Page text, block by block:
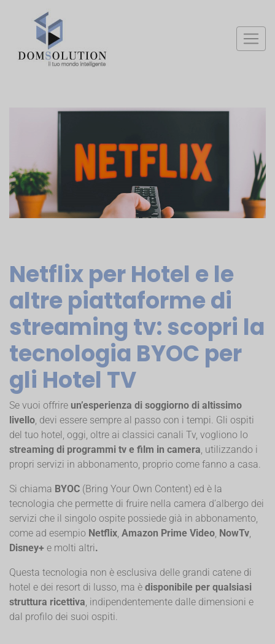
Netflix per Hotel e le
altre piattaforme di
streaming tv: scopri la
tecnologia BYOC per
gli Hotel TV
Se vuoi offrire un’esperienza di soggiorno di altissimo
livello, devi essere sempre al passo con i tempi. Gli ospiti
del tuo hotel, oggi, oltre ai classici canali Tv, vogliono lo
streaming di programmi tv e film in camera, utilizzando i
propri servizi in abbonamento, proprio come fanno a casa.
Si chiama BYOC (Bring Your Own Content) ed è la
tecnologia che permette di fruire nella camera d’albergo dei
servizi che il singolo ospite possiede già in abbonamento,
come ad esempio Netflix, Amazon Prime Video, NowTv,
Disney+ e molti altri.
Questa tecnologia non è esclusiva delle grandi catene di
hotel e dei resort di lusso, ma è disponibile per qualsiasi
struttura ricettiva, indipendentemente dalle dimensioni e
dal profilo dei suoi ospiti.